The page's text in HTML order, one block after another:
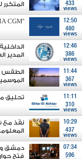
433
views
12:50
480
views
"CMA CGM" تُنجز الاستحواذ على مجموعة فتّال
12:46
386
views
المدير
11:44
367
views
الطقس
11:11
310
views
تحليق
10:29
437
views
نفّذ مع
07:34
596
دمشق
فتح